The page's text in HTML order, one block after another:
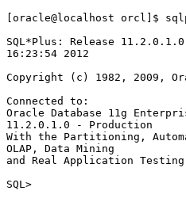
[oracle@localhost orcl]$
SQL*Plus: Release
16:23:54 2012
Copyright (c) 1982, 2009,
Connected to:
Oracle Database 11g
11.2.0.1.0 - Production
With the Partitioning,
OLAP, Data Mining
and Real Application
SQL>